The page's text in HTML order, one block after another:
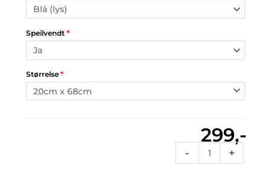
Speilvendt *
Størrelse *
299,-
-
Exlusive
06
+